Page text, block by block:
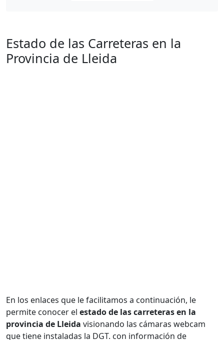
Estado de las Carreteras en la
Provincia de Lleida
En los enlaces que le facilitamos a continuación, le
permite conocer el estado de las carreteras en la
provincia de Lleida visionando las cámaras webcam
que tiene instaladas la DGT. con información de